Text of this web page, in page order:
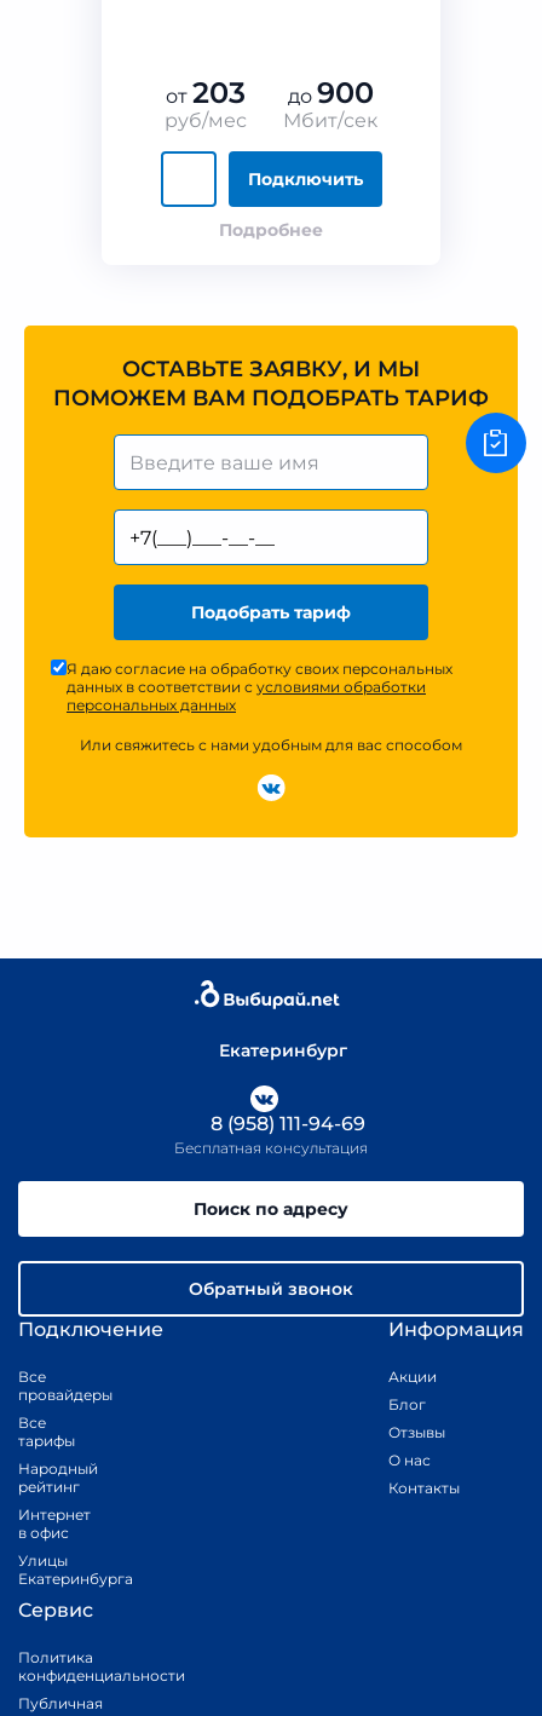
от 203
руб/мес
до 900
Мбит/сек
Подключить
Подробнее
ОСТАВЬТЕ ЗАЯВКУ, И МЫ
ПОМОЖЕМ ВАМ ПОДОБРАТЬ ТАРИФ
Подобрать тариф
Я даю согласие на обработку своих персональных
данных в соответствии с условиями обработки
персональных данных
Или свяжитесь с нами удобным для вас способом
Екатеринбург
Подключение
Все
провайдеры
Все
тарифы
Народный
рейтинг
Интернет
в офис
Улицы
Екатеринбурга
Информация
Акции
Блог
Отзывы
О нас
Контакты
Сервис
Политика
конфиденциальности
Публичная
8 (958) 111-94-69
Бесплатная консультация
Поиск по адресу
Обратный звонок